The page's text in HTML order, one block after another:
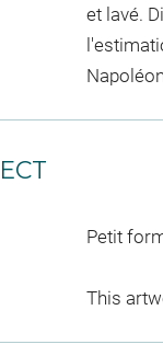
et lavé.
Petit
This